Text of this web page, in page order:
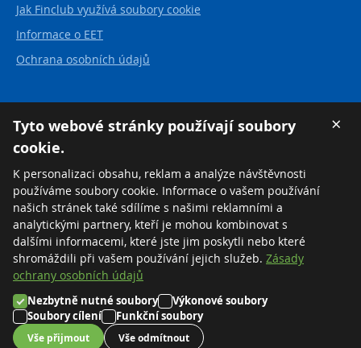
Jak Finclub využívá soubory cookie
Informace o EET
Ochrana osobních údajů
FINCLUB plus, a.s.
Karvinská 21
737 01 Český Těšín
Česká republika
Tel:+420 558 711 550
Zdarma:
+420 800 169 570
©2026 FINCLUB plus, a.s.
Nastavení cookies
Created byMORAVIO
×
Tyto webové stránky používají soubory
cookie.
K personalizaci obsahu, reklam a analýze návštěvnosti
používáme soubory cookie. Informace o vašem používání
našich stránek také sdílíme s našimi reklamními a
analytickými partnery, kteří je mohou kombinovat s
dalšími informacemi, které jste jim poskytli nebo které
shromáždili při vašem používání jejich služeb. Zásady
ochrany osobních údajů
Nezbytně nutné soubory
Výkonové soubory
Soubory cílení
Funkční soubory
Vše přijmout Vše odmítnout